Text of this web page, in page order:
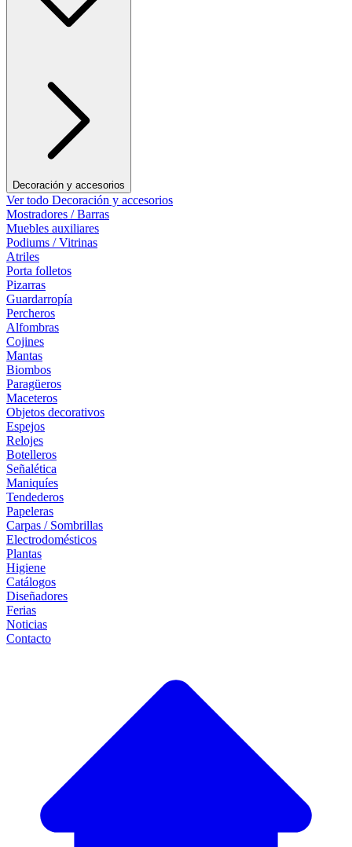
Decoración y accesorios
Ver todo Decoración y accesorios
Mostradores / Barras
Muebles auxiliares
Podiums / Vitrinas
Atriles
Porta folletos
Pizarras
Guardarropía
Percheros
Alfombras
Cojines
Mantas
Biombos
Paragüeros
Maceteros
Objetos decorativos
Espejos
Relojes
Botelleros
Señalética
Maniquíes
Tendederos
Papeleras
Carpas / Sombrillas
Electrodomésticos
Plantas
Higiene
Catálogos
Diseñadores
Ferias
Noticias
Contacto